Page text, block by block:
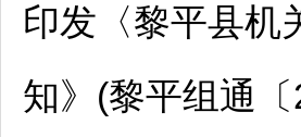
印发〈黎平县机
知》(黎平组通